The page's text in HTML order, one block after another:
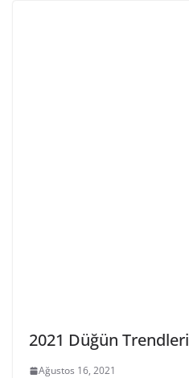
2021 Düğün Trendleri
Ağustos 16, 2021